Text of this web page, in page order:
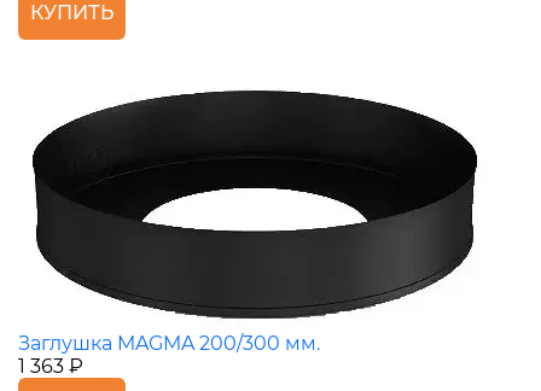
КУПИТЬ
Заглушка MAGMA 200/300 мм.
1 363 ₽